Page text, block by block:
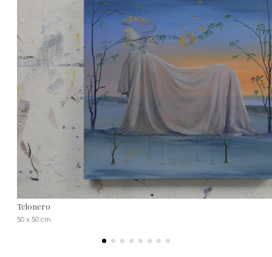
Telonero
50 x 50 cm